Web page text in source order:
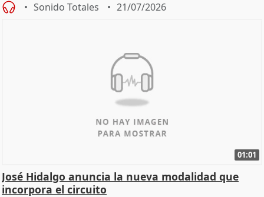
Sonido Totales 21/07/2026
01:01
José Hidalgo anuncia la nueva modalidad que
incorpora el circuito